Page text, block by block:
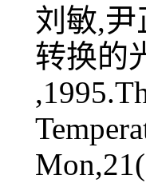
刘敏,尹
转换的